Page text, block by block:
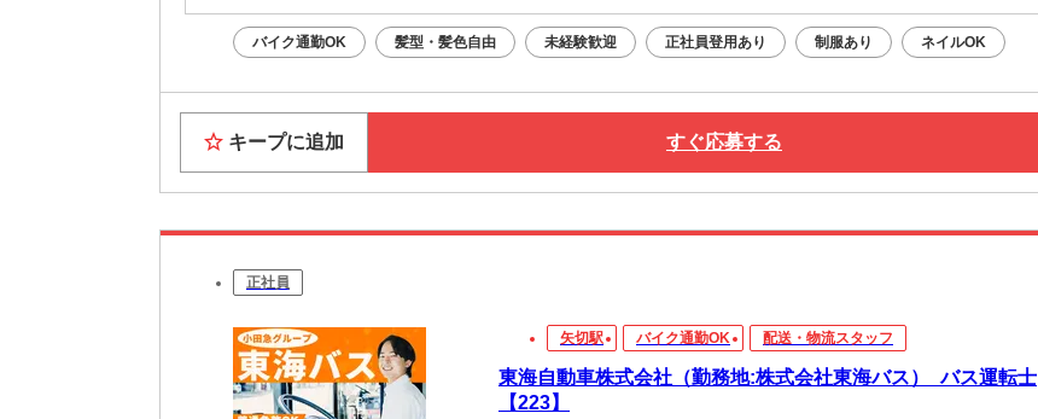
バイク通勤OK 髪型・髪色自由 未経験歓迎 正社員登用あり 制服あり ネイルOK
キープに追加 すぐ応募する
正社員
矢切駅 バイク通勤OK 配送・物流スタッフ
東海自動車株式会社（勤務地:株式会社東海バス）_バス運転士
【223】